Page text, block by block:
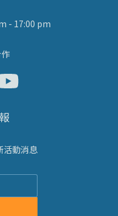
- 17:00 pm
活動消息